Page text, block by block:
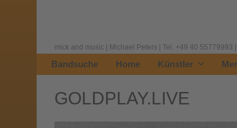
mick and music | Michael Peters | Tel. +49 40
Bandsuche Home Künstler
GOLDPLAY.LIVE